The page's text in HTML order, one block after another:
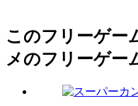
このフリーゲー
メのフリーゲー